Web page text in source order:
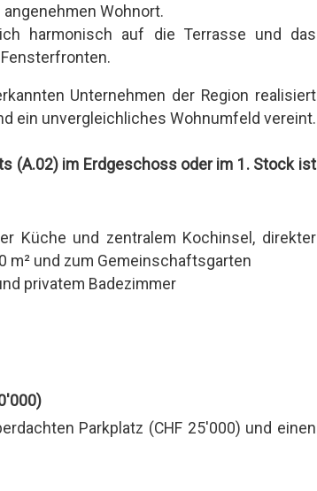
Wohnort.
harmonisch auf die Terrasse und das
Unternehmen der Region realisiert
ein unvergleichliches Wohnumfeld vereint.
(A.02) im Erdgeschoss oder im 1. Stock ist
Küche und zentralem Kochinsel, direkter
m² und zum Gemeinschaftsgarten
privatem Badezimmer
Parkplatz (CHF 25'000) und einen